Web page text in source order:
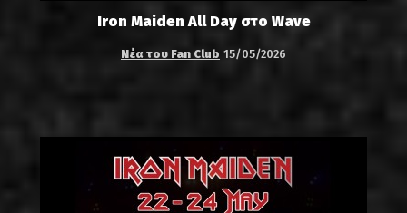
Iron Maiden All Day στο Wave
Νέα του Fan Club 15/05/2026